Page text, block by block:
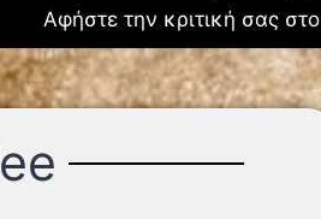
Αφήστε την κριτική σας